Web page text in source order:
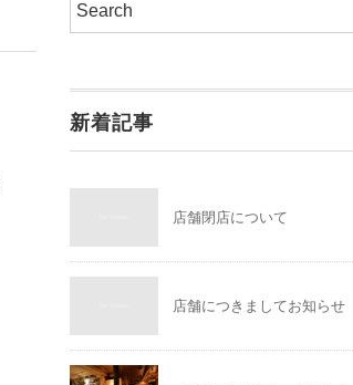
新着記事
店舗閉店について
店舗につきましてお知らせ